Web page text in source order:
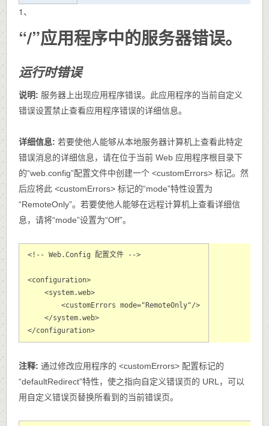
1、
“/”应用程序中的服务器错误。
运行时错误
说明: 服务器上出现应用程序错误。此应用程序的当前自定义
错误设置禁止查看应用程序错误的详细信息。
详细信息: 若要使他人能够从本地服务器计算机上查看此特定
错误消息的详细信息，请在位于当前 Web 应用程序根目录下
的“web.config”配置文件中创建一个 <customErrors> 标记。然
后应将此 <customErrors> 标记的“mode”特性设置为
“RemoteOnly”。若要使他人能够在远程计算机上查看详细信
息，请将“mode”设置为“Off”。
<!-- Web.Config 配置文件 -->
<configuration>
    <system.web>
        <customErrors mode="RemoteOnly"/>
    </system.web>
</configuration>
注释: 通过修改应用程序的 <customErrors> 配置标记的
“defaultRedirect”特性，使之指向自定义错误页的 URL，可以
用自定义错误页替换所看到的当前错误页。